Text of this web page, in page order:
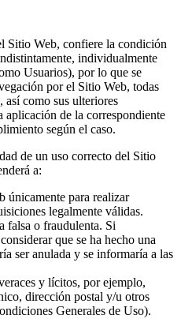
Sitio Web, confiere la condición
individualmente
Usuarios), por lo que se
por el Sitio Web, todas
así como sus ulteriores
de la correspondiente
según el caso.
de un uso correcto del Sitio
a:
únicamente para realizar
legalmente válidas.
falsa o fraudulenta. Si
que se ha hecho una
ser anulada y se informaría a las
y lícitos, por ejemplo,
dirección postal y/u otros
Generales de Uso).